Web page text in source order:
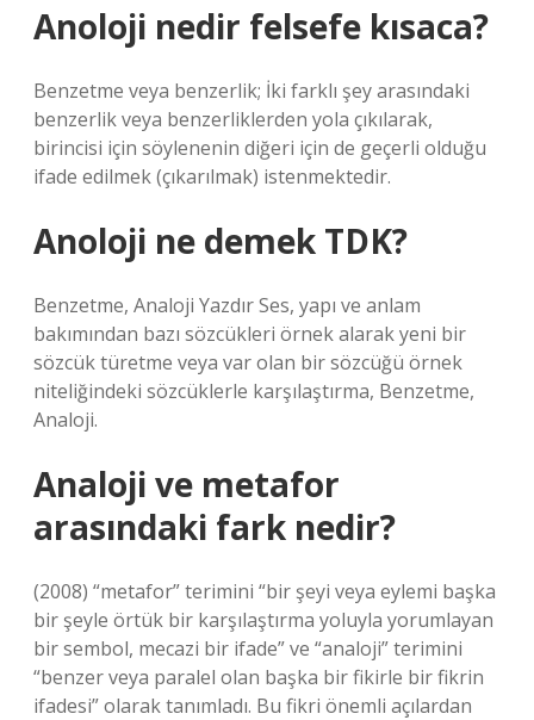
Anoloji nedir felsefe kısaca?
Benzetme veya benzerlik; İki farklı şey arasındaki
benzerlik veya benzerliklerden yola çıkılarak,
birincisi için söylenenin diğeri için de geçerli olduğu
ifade edilmek (çıkarılmak) istenmektedir.
Anoloji ne demek TDK?
Benzetme, Analoji Yazdır Ses, yapı ve anlam
bakımından bazı sözcükleri örnek alarak yeni bir
sözcük türetme veya var olan bir sözcüğü örnek
niteliğindeki sözcüklerle karşılaştırma, Benzetme,
Analoji.
Analoji ve metafor
arasındaki fark nedir?
(2008) “metafor” terimini “bir şeyi veya eylemi başka
bir şeyle örtük bir karşılaştırma yoluyla yorumlayan
bir sembol, mecazi bir ifade” ve “analoji” terimini
“benzer veya paralel olan başka bir fikirle bir fikrin
ifadesi” olarak tanımladı. Bu fikri önemli açılardan